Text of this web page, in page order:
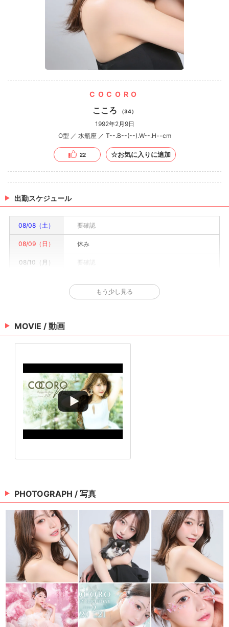
COCORO
こころ （34）
1992年2月9日
O型 ／ 水瓶座 ／ T--.B--(--).W--.H--cm
22 ☆お気に入りに追加
出勤スケジュール
08/08（土） 要確認
08/09（日） 休み
08/10（月） 要確認
要確認
08/14（金） 要確認
もう少し見る
MOVIE / 動画
PHOTOGRAPH / 写真